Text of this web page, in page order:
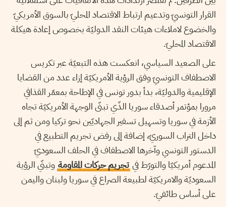
القرار التونسيّ وتدعيم ارتباط الاقتصاد المحليّ بالسوق الأمريكيّ
والخضوع لاملاءات هيئات النقد الدوليّة بخصوص إعادة هيكلة
الاقتصاد المحليّ.
على الصعيد السياسي، انعكست هذه التبعيّة عبر تكريس
الاصطفاف التونسيّ وفق الرؤية الأمريكيّة إزاء عدد من القضايا
الإقليمية والدوليّة، بدأ بدور تونس في الإطاحة بمعمّر القذافي
مرورا بمؤتمر أصدقاء سوريا الذّي تبنّى الوجهة الأمريكيّة تجاه
الأزمة في سوريا وتسهيل تسفير الجهاديّين نحو تركيا ومن ثم إلى
داخل التراب السوريّ، إضافة إلى رفض تجريم التطبيع في
الدستور التونسي وآخرها الاصطفاف في الحلف السعوديّ
المدعوم أمريكيّا والتورّط في تجريم حركات المقاومة وتبنّي الرؤية
السعوديّة والامريكيّة لطبيعة الصراع في سوريا ولبنان واليمن
على أساس طائفيّ.